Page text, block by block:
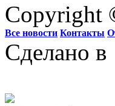
Copyright
Все новости Контакты
Сделано в